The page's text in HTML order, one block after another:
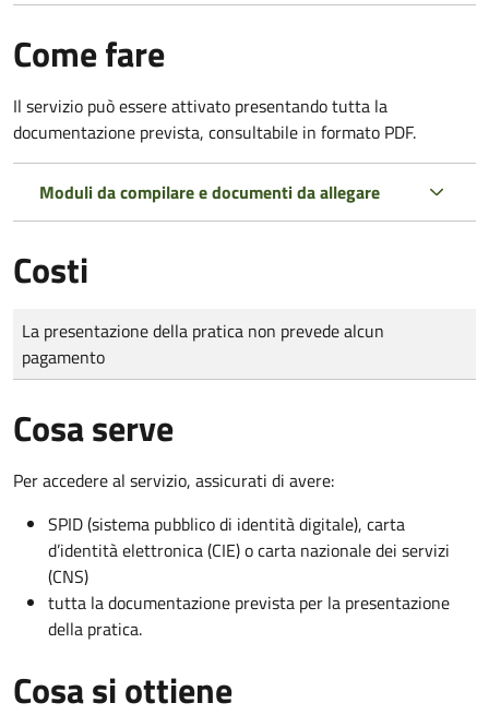
Come fare
Il servizio può essere attivato presentando tutta la
documentazione prevista, consultabile in formato PDF.
Moduli da compilare e documenti da allegare
Costi
Tipo di pagamento
Importo
La presentazione della pratica non prevede alcun
pagamento
Cosa serve
Per accedere al servizio, assicurati di avere:
SPID (sistema pubblico di identità digitale), carta
d’identità elettronica (CIE) o carta nazionale dei servizi
(CNS)
tutta la documentazione prevista per la presentazione
della pratica.
Cosa si ottiene